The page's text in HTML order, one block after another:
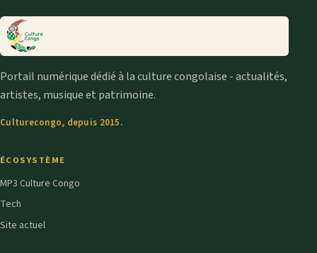
Portail numérique dédié à la culture congolaise - actualités,
artistes, musique et patrimoine.
Culturecongo, depuis 2015.
ÉCOSYSTÈME
MP3 Culture Congo
Tech
Site actuel